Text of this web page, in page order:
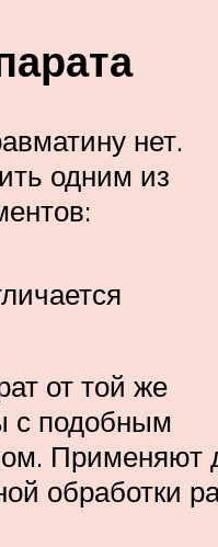
нет.
одним из
от той же
подобным
Применяют
обработки